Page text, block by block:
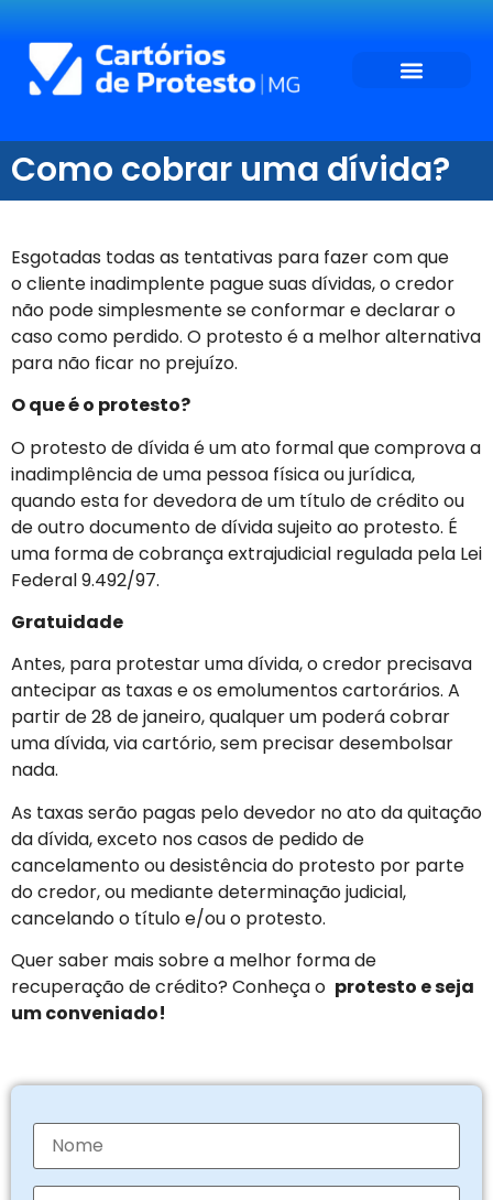
Como cobrar uma dívida?
Esgotadas todas as tentativas para fazer com que
o cliente inadimplente pague suas dívidas, o credor
não pode simplesmente se conformar e declarar o
caso como perdido. O protesto é a melhor alternativa
para não ficar no prejuízo.
O que é o protesto?
O protesto de dívida é um ato formal que comprova a
inadimplência de uma pessoa física ou jurídica,
quando esta for devedora de um título de crédito ou
de outro documento de dívida sujeito ao protesto. É
uma forma de cobrança extrajudicial regulada pela Lei
Federal 9.492/97.
Gratuidade
Antes, para protestar uma dívida, o credor precisava
antecipar as taxas e os emolumentos cartorários. A
partir de 28 de janeiro, qualquer um poderá cobrar
uma dívida, via cartório, sem precisar desembolsar
nada.
As taxas serão pagas pelo devedor no ato da quitação
da dívida, exceto nos casos de pedido de
cancelamento ou desistência do protesto por parte
do credor, ou mediante determinação judicial,
cancelando o título e/ou o protesto.
Quer saber mais sobre a melhor forma de
recuperação de crédito? Conheça o protesto e seja
um conveniado!